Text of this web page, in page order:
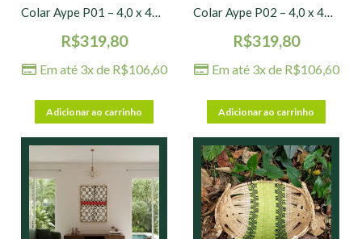
Colar Aype P01 – 4,0 x 45 cm
R$319,80
Em até 3x de R$106,60
Adicionar ao carrinho
Colar Aype P02 – 4,0 x 46 cm
R$319,80
Em até 3x de R$106,60
Adicionar ao carrinho